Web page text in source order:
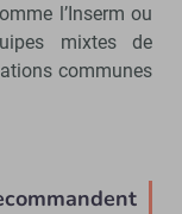
l’Inserm ou
mixtes de
communes